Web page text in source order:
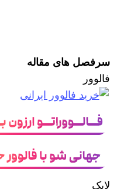
سرفصل های مقاله
فالوور
لایک